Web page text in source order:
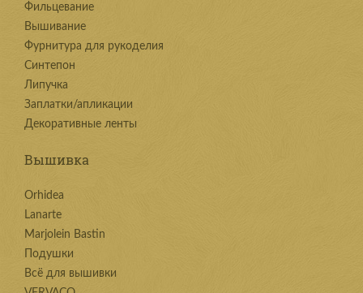
Фильцевание
Вышивание
Фурнитура для рукоделия
Синтепон
Липучка
Заплатки/апликации
Декоративные ленты
Вышивка
Orhidea
Lanarte
Marjolein Bastin
Подушки
Всё для вышивки